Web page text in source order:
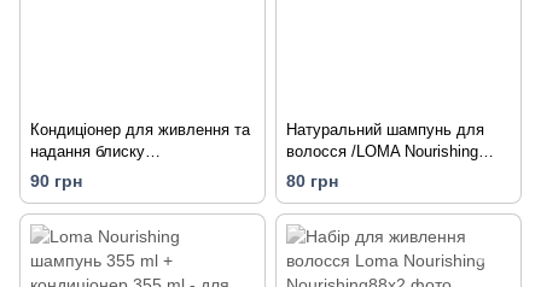
Кондиціонер для живлення та
надання блиску
волоссю/LOMA Nourishing
Conditioner
90 грн
Натуральний шампунь для
волосся /LOMA Nourishing
Shampoo
80 грн